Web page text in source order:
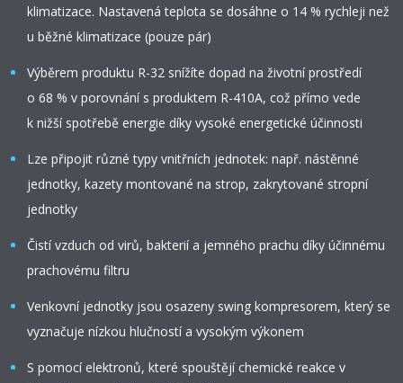
klimatizace. Nastavená teplota se dosáhne o 14 % rychleji než
u běžné klimatizace (pouze pár)
Výběrem produktu R-32 snížíte dopad na životní prostředí
o 68 % v porovnání s produktem R-410A, což přímo vede
k nižší spotřebě energie díky vysoké energetické účinnosti
Lze připojit různé typy vnitřních jednotek: např. nástěnné
jednotky, kazety montované na strop, zakrytované stropní
jednotky
Čistí vzduch od virů, bakterií a jemného prachu díky účinnému
prachovému filtru
Venkovní jednotky jsou osazeny swing kompresorem, který se
vyznačuje nízkou hlučností a vysokým výkonem
S pomocí elektronů, které spouštějí chemické reakce v